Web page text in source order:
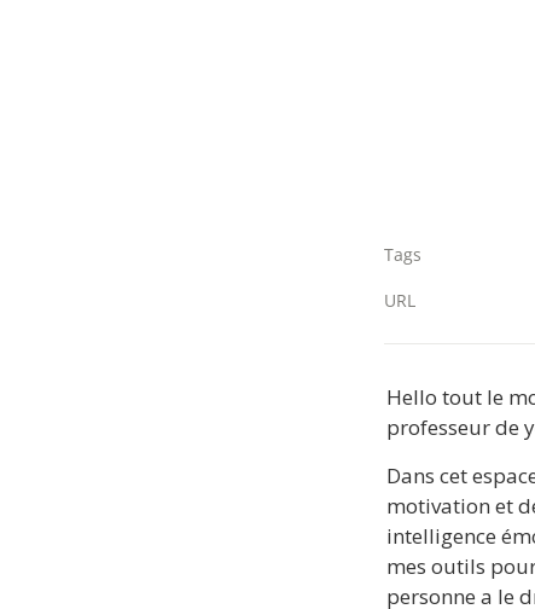
Tags
URL
Hello tout le
professeur de
Dans cet
motivation et
intelligence
mes outils
personne a le